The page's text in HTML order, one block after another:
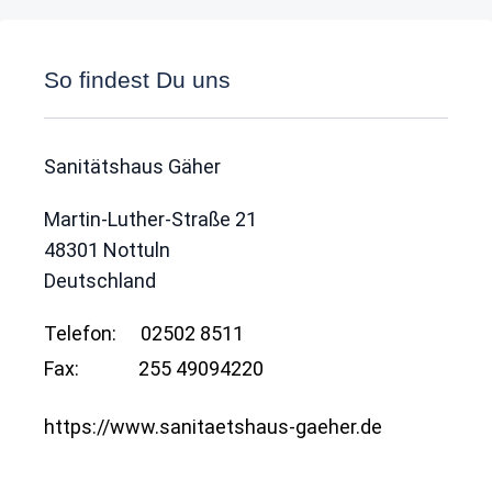
So findest Du uns
Sanitätshaus Gäher
Martin-Luther-Straße 21
48301 Nottuln
Deutschland
Telefon:
02502 8511
Fax:
255 49094220
https://www.sanitaetshaus-gaeher.de